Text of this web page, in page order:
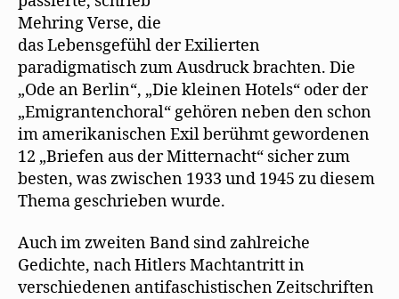
Mehring Verse, die
das Lebensgefühl der Exilierten
paradigmatisch zum Ausdruck brachten. Die
„Ode an Berlin“, „Die kleinen Hotels“ oder der
„Emigrantenchoral“ gehören neben den schon
im amerikanischen Exil berühmt gewordenen
12 „Briefen aus der Mitternacht“ sicher zum
besten, was zwischen 1933 und 1945 zu diesem
Thema geschrieben wurde.
Auch im zweiten Band sind zahlreiche
Gedichte, nach Hitlers Machtantritt in
verschiedenen antifaschistischen Zeitschriften